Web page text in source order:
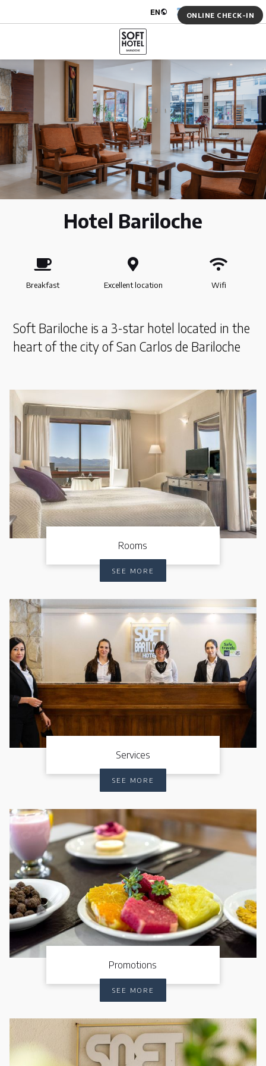
EN ARS $ Log in
ONLINE CHECK-IN
Hotel Bariloche
Breakfast Excellent location Wifi
Soft Bariloche is a 3-star hotel located in the
heart of the city of San Carlos de Bariloche
Rooms
SEE MORE
Services
SEE MORE
Promotions
SEE MORE